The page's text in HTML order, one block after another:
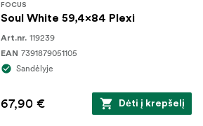
FOCUS
Soul White 59,4x84 Plexi
Art.nr. 119239
EAN 7391879051105
Sandėlyje
67,90 € Dėti į krepšelį